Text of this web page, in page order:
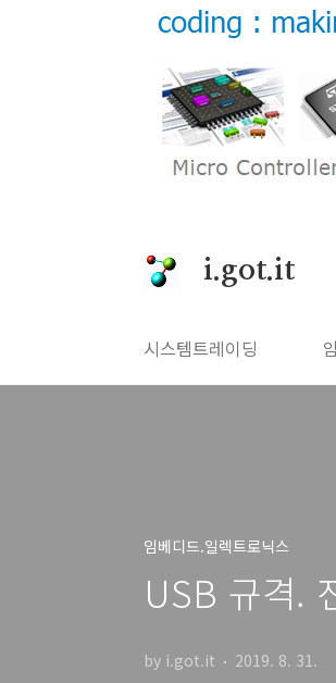
i.got.it
시스템트레이딩
임베디드.일렉트로닉스
USB 규격.
by i.got.it 2019. 8. 31.